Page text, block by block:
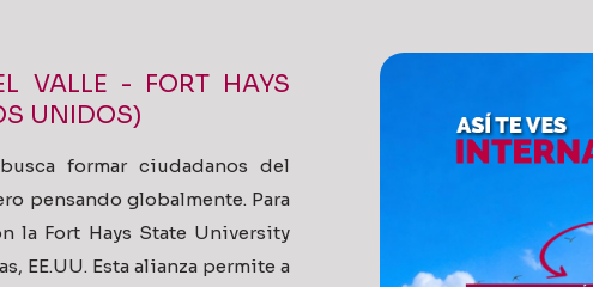
VALLE - FORT HAYS
UNIDOS)
formar ciudadanos del
pensando globalmente. Para
la Fort Hays State University
EE.UU. Esta alianza permite a